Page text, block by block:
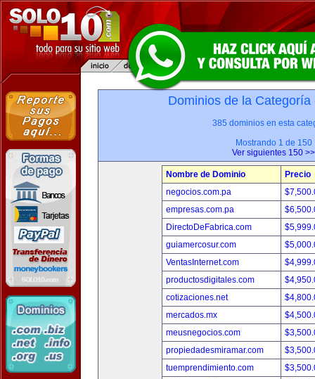
Dominios de la
385 dominios en esta
Mostrando 1 de 150
Ver siguientes 150 >>
Nombre de Dominio
Precio
negocios.com.pa
empresas.com.pa
DirectoDeFabrica.com
guiamercosur.com
VentasInternet.com
productosdigitales.com
cotizaciones.net
mercados.mx
meusnegocios.com
propiedadesmiramar.com
tuemprendimiento.com